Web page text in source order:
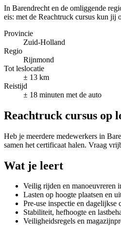
In Barendrecht en de omliggende
eis: met de Reachtruck cursus kun jij
Provincie
Zuid-Holland
Regio
Rijnmond
Tot leslocatie
± 13 km
Reistijd
± 18 minuten met de auto
Reachtruck cursus op
Heb je meerdere medewerkers in
samen het certificaat halen. Vraag
Wat je leert
Veilig rijden en manoeuvreren
Lasten op hoogte plaatsen en
Pre-use inspectie en dagelijkse
Stabiliteit, hefhoogte en
Veiligheidsregels en